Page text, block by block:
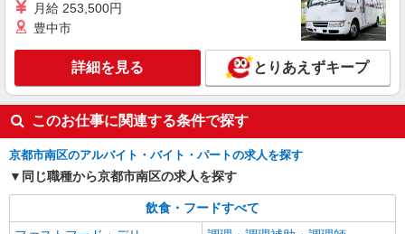
詳細を見る
日給月給240,000円〜260,000円 ※経験・能力
による ＊試用期間あり：2カ月（同条件）
（TOWA本社） 京都府京都市南区上鳥羽上調
子町5番地
キープ 詳細を見る
月給 253,500円
豊中市
詳細を見る とりあえずキープ
このお仕事に関連する条件で探す
京都市南区のアルバイト・バイト・パートの求人を探す
同じ職種から京都市南区の求人を探す
飲食・フードすべて